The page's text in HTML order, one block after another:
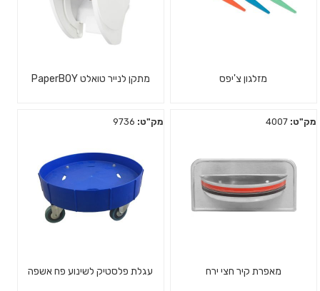
מזלגון צ'יפס מתקן לנייר טואלט PaperBOY
מק"ט:
מאפרת קיר חצי ירח
מק"ט:
עגלת פלסטיק לשינוע פח אשפה